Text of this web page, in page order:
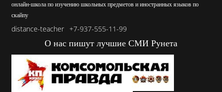
онлайн-школа по изучению школьных предметов и иностранных языков по
скайпу
distance-teacher +7-937-555-11-99
О нас пишут лучшие СМИ Рунета